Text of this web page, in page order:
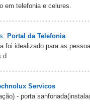
em telefonia e celures.
Portal da Telefonia
foi idealizado para as
d
Servicos
- porta